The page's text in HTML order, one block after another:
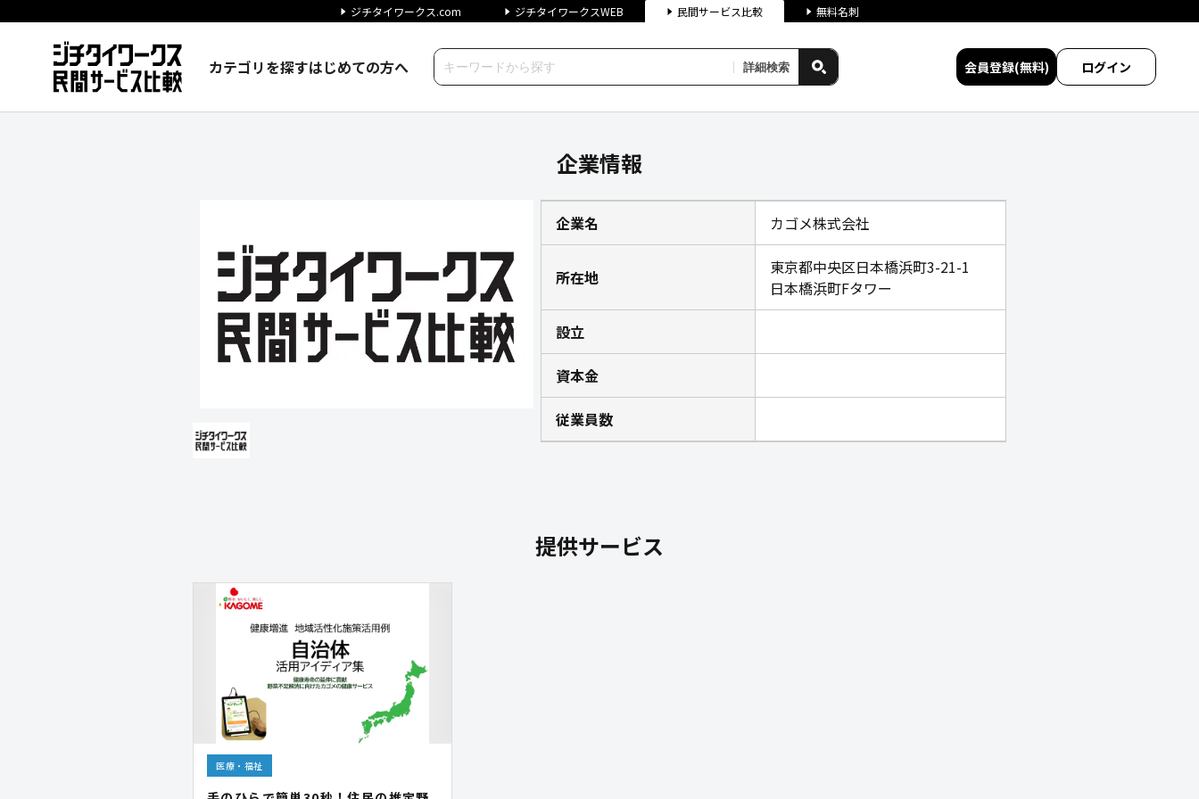
ジチタイワークス.com ジチタイワークスWEB 民間サービス比較 無料名刺
カテゴリを探すはじめての方へ 詳細検索 会員登録(無料) ログイン
企業情報
企業名 カゴメ株式会社
所在地
東京都中央区日本橋浜町3-21-1
日本橋浜町Fタワー
設立
資本金
従業員数
提供サービス
医療・福祉